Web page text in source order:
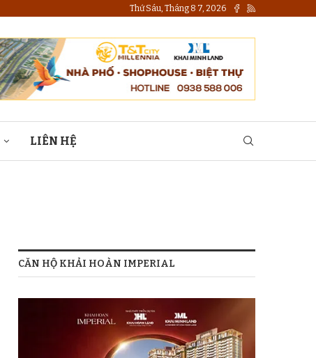
Thứ Sáu, Tháng 8 7, 2026
LIÊN HỆ
CĂN HỘ KHẢI HOÀN IMPERIAL